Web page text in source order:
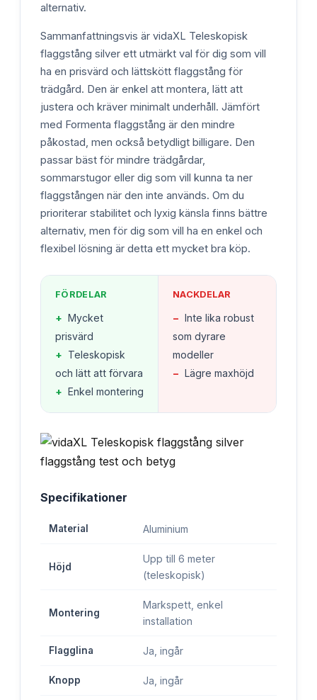
alternativ.
Sammanfattningsvis är vidaXL Teleskopisk
flaggstång silver ett utmärkt val för dig som vill
ha en prisvärd och lättskött flaggstång för
trädgård. Den är enkel att montera, lätt att
justera och kräver minimalt underhåll. Jämfört
med Formenta flaggstång är den mindre
påkostad, men också betydligt billigare. Den
passar bäst för mindre trädgårdar,
sommarstugor eller dig som vill kunna ta ner
flaggstången när den inte används. Om du
prioriterar stabilitet och lyxig känsla finns bättre
alternativ, men för dig som vill ha en enkel och
flexibel lösning är detta ett mycket bra köp.
FÖRDELAR
+ Mycket
prisvärd
+ Teleskopisk
och lätt att förvara
+ Enkel montering
NACKDELAR
− Inte lika robust
som dyrare
modeller
− Lägre maxhöjd
Specifikationer
Material Aluminium
Höjd
Upp till 6 meter
(teleskopisk)
Montering
Markspett, enkel
installation
Flagglina Ja, ingår
Knopp Ja, ingår